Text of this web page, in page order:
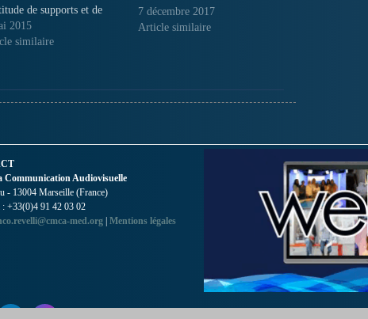
de supports et de
Ce film est un
dans l’univers de cet
insubordonné,
désintéressé par le
2015
similaire
7 décembre 2017
Article similaire
Communication Audiovisuelle
- 13004 Marseille (France)
: +33(0)4 91 42 03 02
med.org | Mentions légales